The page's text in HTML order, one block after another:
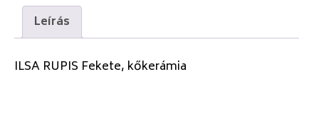
Leírás
ILSA RUPIS Fekete, kőkerámia